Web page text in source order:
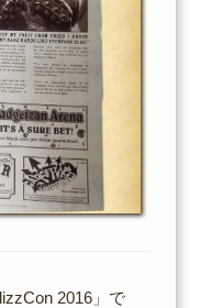
2016」で